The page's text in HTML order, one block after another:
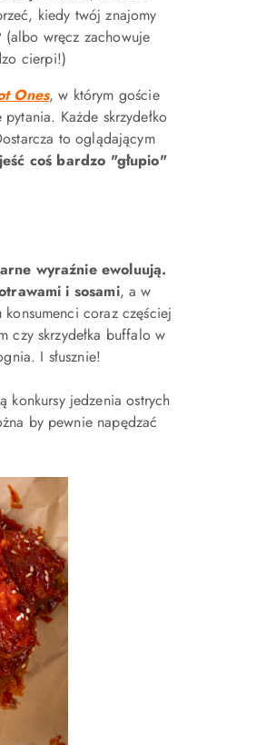
kiedy twój znajomy
(albo wręcz zachowuje
cierpi!)
Ones, w którym goście
Każde skrzydełko
to oglądającym
coś bardzo "głupio"
wyraźnie ewoluują.
i sosami, a w
coraz częściej
czy skrzydełka buffalo w
I słusznie!
konkursy jedzenia ostrych
by pewnie napędzać